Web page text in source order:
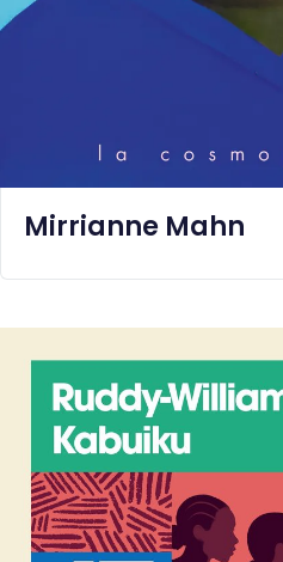
Mirrianne Mahn